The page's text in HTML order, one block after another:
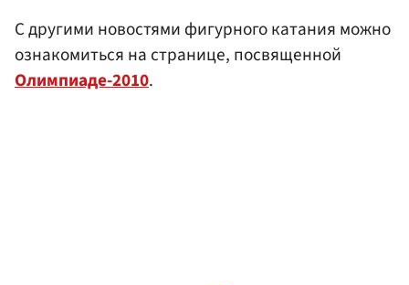
С другими новостями фигурного катания можно
ознакомиться на странице, посвященной
Олимпиаде-2010.